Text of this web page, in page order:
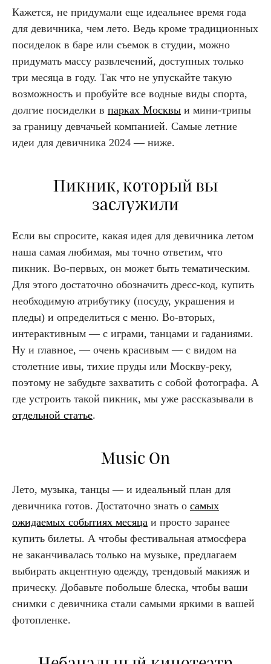
Кажется, не придумали еще идеальнее время года
для девичника, чем лето. Ведь кроме традиционных
посиделок в баре или съемок в студии, можно
придумать массу развлечений, доступных только
три месяца в году. Так что не упускайте такую
возможность и пробуйте все водные виды спорта,
долгие посиделки в парках Москвы и мини-трипы
за границу девчачьей компанией. Самые летние
идеи для девичника 2024 — ниже.
Пикник, который вы
заслужили
Если вы спросите, какая идея для девичника летом
наша самая любимая, мы точно ответим, что
пикник. Во-первых, он может быть тематическим.
Для этого достаточно обозначить дресс-код, купить
необходимую атрибутику (посуду, украшения и
пледы) и определиться с меню. Во-вторых,
интерактивным — с играми, танцами и гаданиями.
Ну и главное, — очень красивым — с видом на
столетние ивы, тихие пруды или Москву-реку,
поэтому не забудьте захватить с собой фотографа. А
где устроить такой пикник, мы уже рассказывали в
отдельной статье.
Music On
Лето, музыка, танцы — и идеальный план для
девичника готов. Достаточно знать о самых
ожидаемых событиях месяца и просто заранее
купить билеты. А чтобы фестивальная атмосфера
не заканчивалась только на музыке, предлагаем
выбирать акцентную одежду, трендовый макияж и
прическу. Добавьте побольше блеска, чтобы ваши
снимки с девичника стали самыми яркими в вашей
фотопленке.